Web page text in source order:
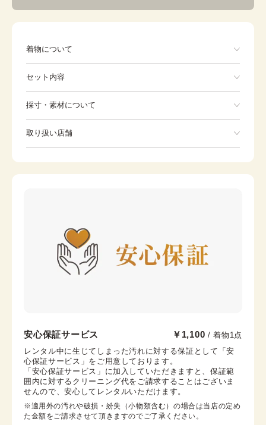
着物について
セット内容
※着付けに必要な一式をすべて含みます。
産着
採寸・素材について
身丈 96cm
取り扱い店舗
東京都中央区銀座6-12-10 旭ビル 3階
営業時間： 10:00~ 18:00
着付け最終受付時間：16:30
返却締め切り時間：18:00
安心保証サービス ￥1,100 / 着物1点
レンタル中に生じてしまった汚れに対する保証として「安
心保証サービス」をご用意しております。
「安心保証サービス」に加入していただきますと、保証範
囲内に対するクリーニング代をご請求することはございま
せんので、安心してレンタルいただけます。
※適用外の汚れや破損・紛失（小物類含む）の場合は当店の定め
た金額をご請求させて頂きますのでご了承ください。